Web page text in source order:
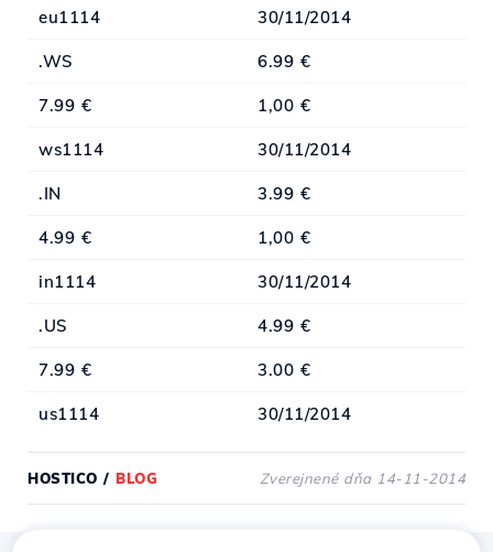
eu1114 30/11/2014
.WS 6.99 €
7.99 € 1,00 €
ws1114 30/11/2014
.IN 3.99 €
4.99 € 1,00 €
in1114 30/11/2014
.US 4.99 €
7.99 € 3.00 €
us1114 30/11/2014
HOSTICO / BLOG Zverejnené dňa 14-11-2014